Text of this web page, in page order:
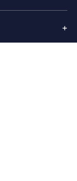
+